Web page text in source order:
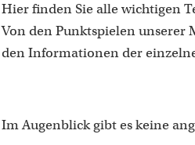
Hier finden Sie alle wichtigen
Von den Punktspielen unserer
den Informationen der
Im Augenblick gibt es keine